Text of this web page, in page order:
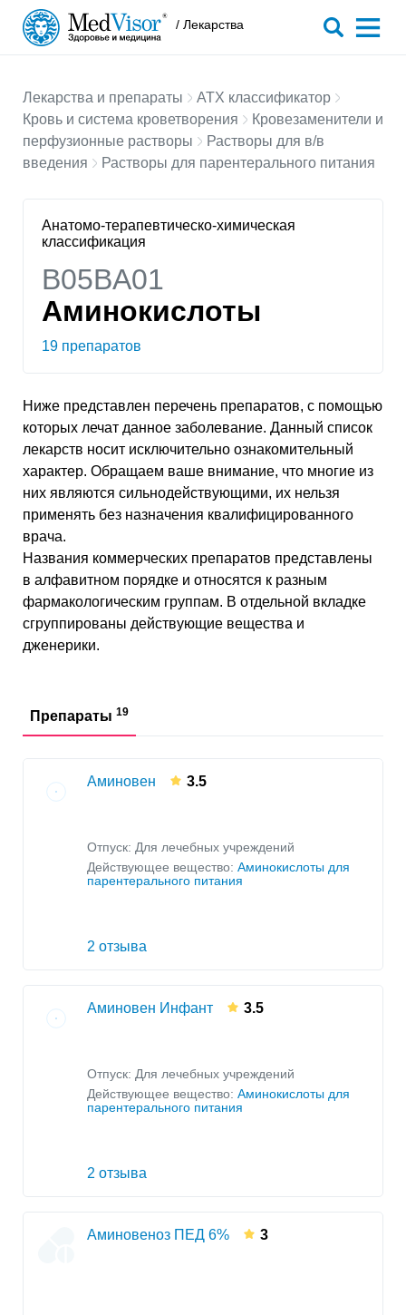
/ Лекарства
Лекарства и препараты
АТХ классификатор
Кровь и система кроветворения
Кровезаменители и
перфузионные растворы
Растворы для в/в
введения
Растворы для парентерального питания
Анатомо-терапевтическо-химическая
классификация
B05BA01
Аминокислоты
19 препаратов
Ниже представлен перечень препаратов, с помощью
которых лечат данное заболевание. Данный список
лекарств носит исключительно ознакомительный
характер. Обращаем ваше внимание, что многие из
них являются сильнодействующими, их нельзя
применять без назначения квалифицированного
врача.
Названия коммерческих препаратов представлены
в алфавитном порядке и относятся к разным
фармакологическим группам. В отдельной вкладке
сгруппированы действующие вещества и
дженерики.
Препараты 19
Аминовен 3.5
Отпуск: Для лечебных учреждений
Действующее вещество: Аминокислоты для
парентерального питания
2 отзыва
Аминовен Инфант 3.5
Отпуск: Для лечебных учреждений
Действующее вещество: Аминокислоты для
парентерального питания
2 отзыва
Аминовеноз ПЕД 6% 3